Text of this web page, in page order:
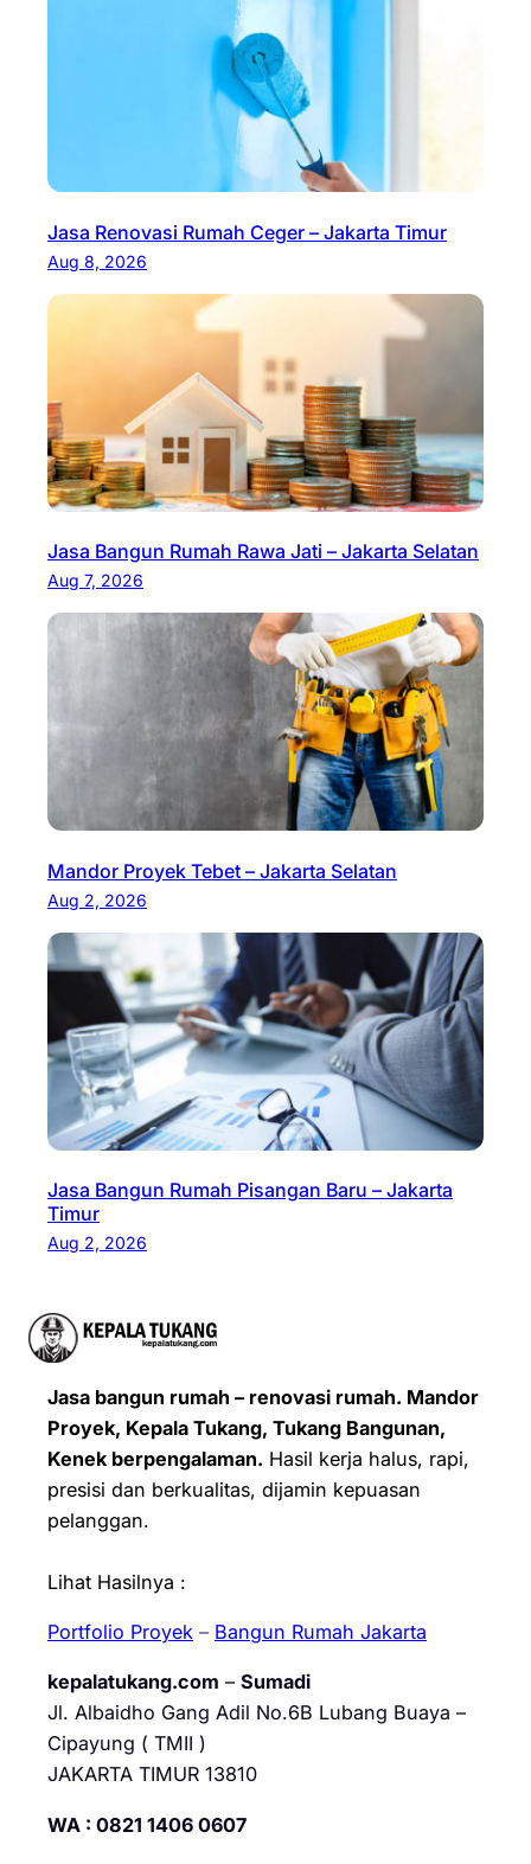
Jasa Renovasi Rumah Ceger – Jakarta Timur
Aug 8, 2026
Jasa Bangun Rumah Rawa Jati – Jakarta Selatan
Aug 7, 2026
Mandor Proyek Tebet – Jakarta Selatan
Aug 2, 2026
Jasa Bangun Rumah Pisangan Baru – Jakarta
Timur
Aug 2, 2026
Jasa bangun rumah – renovasi rumah. Mandor
Proyek, Kepala Tukang, Tukang Bangunan,
Kenek berpengalaman. Hasil kerja halus, rapi,
presisi dan berkualitas, dijamin kepuasan
pelanggan.
Lihat Hasilnya :
Portfolio Proyek – Bangun Rumah Jakarta
kepalatukang.com – Sumadi
Jl. Albaidho Gang Adil No.6B Lubang Buaya –
Cipayung ( TMII )
JAKARTA TIMUR 13810
WA : 0821 1406 0607